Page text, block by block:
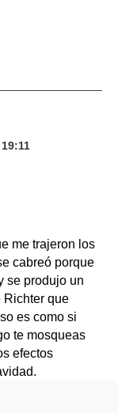
me trajeron los
cabreó porque
se produjo un
Richter que
es como si
te mosqueas
efectos